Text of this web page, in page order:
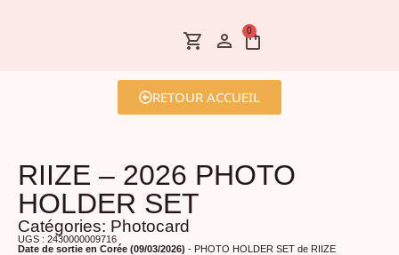
0
RETOUR ACCUEIL
RIIZE – 2026 PHOTO
HOLDER SET
Catégories: Photocard
UGS : 2430000009716
Date de sortie en Corée (09/03/2026) - PHOTO HOLDER SET de RIIZE